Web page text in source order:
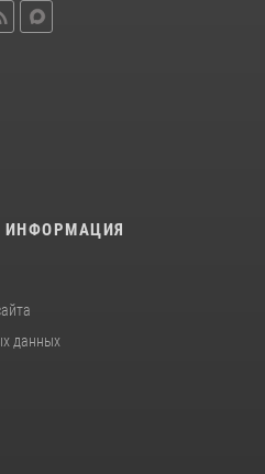
ИНФОРМАЦИЯ
данных